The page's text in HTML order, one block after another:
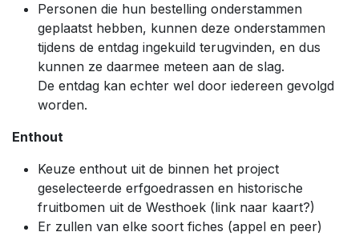
Personen die hun bestelling onderstammen
geplaatst hebben, kunnen deze onderstammen
tijdens de entdag ingekuild terugvinden, en dus
kunnen ze daarmee meteen aan de slag.
De entdag kan echter wel door iedereen gevolgd
worden.
Enthout
Keuze enthout uit de binnen het project
geselecteerde erfgoedrassen en historische
fruitbomen uit de Westhoek (link naar kaart?)
Er zullen van elke soort fiches (appel en peer)